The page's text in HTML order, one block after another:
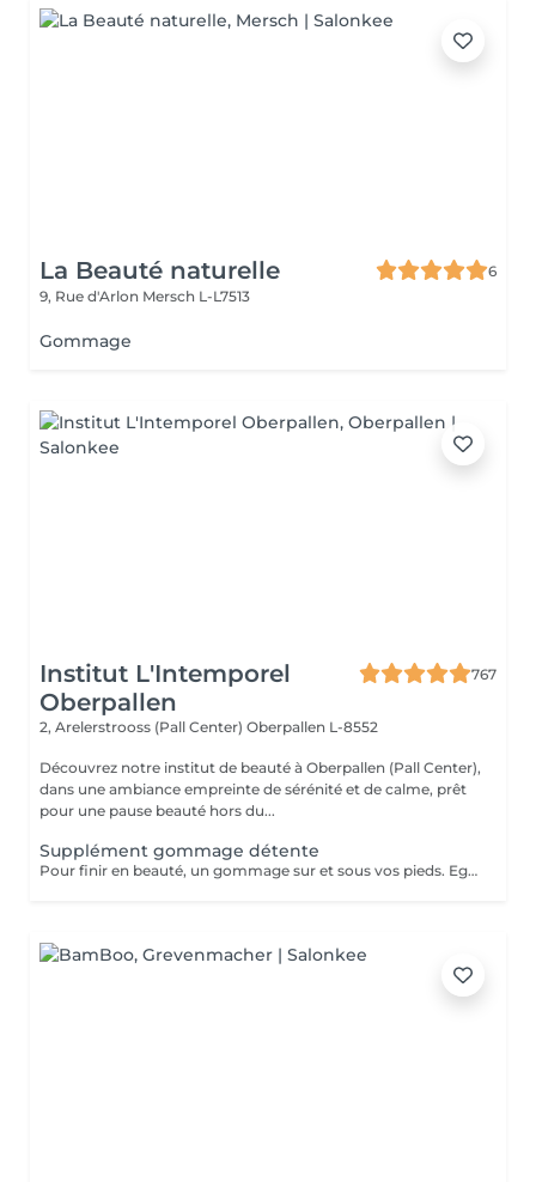
La Beauté naturelle
6
9, Rue d'Arlon Mersch L-L7513
Gommage
Institut L'Intemporel
Oberpallen
767
2, Arelerstrooss (Pall Center) Oberpallen L-8552
Découvrez notre institut de beauté à Oberpallen (Pall Center),
dans une ambiance empreinte de sérénité et de calme, prêt
pour une pause beauté hors du...
Supplément gommage détente
Pour finir en beauté, un gommage sur et sous vos pieds. Egalement entre les orteils. Pour une meilleure pénétration de la crème pieds. Uniquement avec un service de beauté des pieds / pédicurie effectué à l institut le même jour .